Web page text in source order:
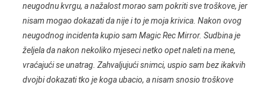
neugodnu kvrgu, a nažalost morao sam pokriti sve troškove, jer
nisam mogao dokazati da nije i to je moja krivica. Nakon ovog
neugodnog incidenta kupio sam Magic Rec Mirror. Sudbina je
željela da nakon nekoliko mjeseci netko opet naleti na mene,
vraćajući se unatrag. Zahvaljujući snimci, uspio sam bez ikakvih
dvojbi dokazati tko je koga ubacio, a nisam snosio troškove